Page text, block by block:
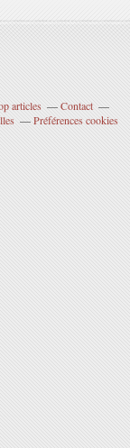
articles
Contact
Préférences cookies